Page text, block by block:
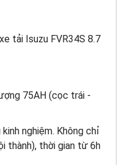
tải Isuzu FVR34S 8.7
75AH (cọc trái -
nghiệm. Không chỉ
thành), thời gian từ 6h